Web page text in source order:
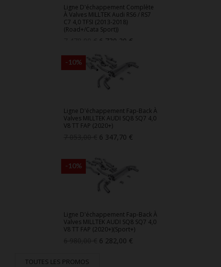
Ligne D'échappement Complète
À Valves MILLTEK Audi RS6 / RS7
C7 4,0 TFSI (2013-2018)
(Road+/Cata Sport))
base
Prix
6 730,20 €
Ligne D'échappement Fap-Back À
Valves MILLTEK AUDI SQ8 SQ7 4,0
V8 TT FAP (2020+)
Prix
6 347,70 €
-10%
Ligne D'échappement Fap-Back À
Valves MILLTEK AUDI SQ8 SQ7 4,0
V8 TT FAP (2020+)(Sport+)
base
Prix
6 282,00 €
-10%
TOUTES LES PROMOS